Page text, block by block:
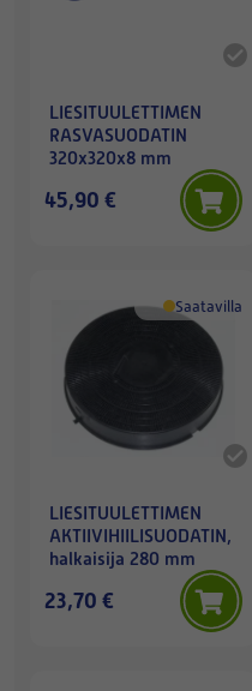
LIESITUULETTIMEN
RASVASUODATIN
320x320x8 mm
45,90 €
Saatavilla
LIESITUULETTIMEN
AKTIIVIHIILISUODATIN,
halkaisija 280 mm
23,70 €